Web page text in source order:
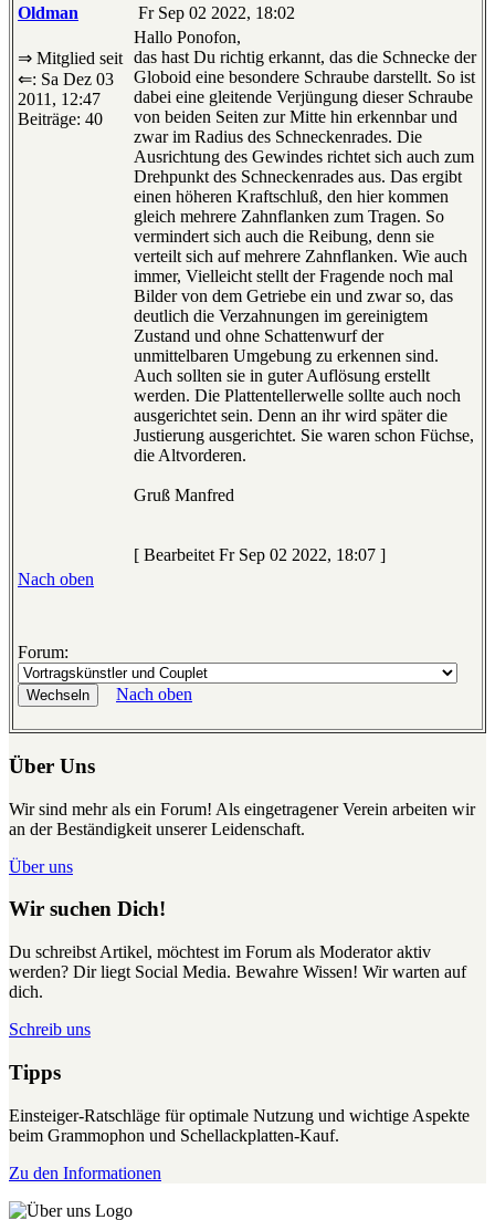
Oldman
Fr Sep 02 2022, 18:02
⇒ Mitglied seit
⇐: Sa Dez 03
2011, 12:47
Beiträge: 40
Hallo Ponofon,
das hast Du richtig erkannt, das die Schnecke der
Globoid eine besondere Schraube darstellt. So ist
dabei eine gleitende Verjüngung dieser Schraube
von beiden Seiten zur Mitte hin erkennbar und
zwar im Radius des Schneckenrades. Die
Ausrichtung des Gewindes richtet sich auch zum
Drehpunkt des Schneckenrades aus. Das ergibt
einen höheren Kraftschluß, den hier kommen
gleich mehrere Zahnflanken zum Tragen. So
vermindert sich auch die Reibung, denn sie
verteilt sich auf mehrere Zahnflanken. Wie auch
immer, Vielleicht stellt der Fragende noch mal
Bilder von dem Getriebe ein und zwar so, das
deutlich die Verzahnungen im gereinigtem
Zustand und ohne Schattenwurf der
unmittelbaren Umgebung zu erkennen sind.
Auch sollten sie in guter Auflösung erstellt
werden. Die Plattentellerwelle sollte auch noch
ausgerichtet sein. Denn an ihr wird später die
Justierung ausgerichtet. Sie waren schon Füchse,
die Altvorderen.
Gruß Manfred
[ Bearbeitet Fr Sep 02 2022, 18:07 ]
Nach oben
Forum:
Nach oben
Über Uns
Wir sind mehr als ein Forum! Als eingetragener Verein arbeiten wir
an der Beständigkeit unserer Leidenschaft.
Über uns
Wir suchen Dich!
Du schreibst Artikel, möchtest im Forum als Moderator aktiv
werden? Dir liegt Social Media. Bewahre Wissen! Wir warten auf
dich.
Schreib uns
Tipps
Einsteiger-Ratschläge für optimale Nutzung und wichtige Aspekte
beim Grammophon und Schellackplatten-Kauf.
Zu den Informationen